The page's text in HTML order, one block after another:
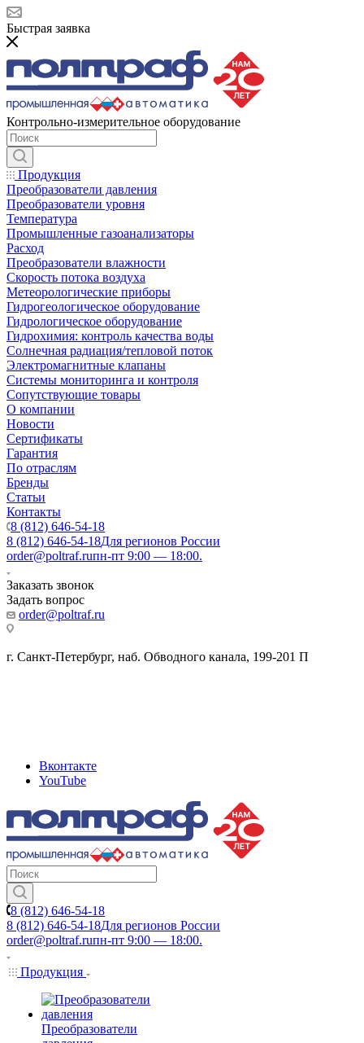
Быстрая заявка
Контрольно-измерительное оборудование
Продукция
Преобразователи давления
Преобразователи уровня
Температура
Промышленные газоанализаторы
Расход
Преобразователи влажности
Скорость потока воздуха
Метеорологические приборы
Гидрогеологическое оборудование
Гидрологическое оборудование
Гидрохимия: контроль качества воды
Солнечная радиация/тепловой поток
Электромагнитные клапаны
Системы мониторинга и контроля
Сопутствующие товары
О компании
Новости
Сертификаты
Гарантия
По отраслям
Бренды
Статьи
Контакты
8 (812) 646-54-18
8 (812) 646-54-18Для регионов России
order@poltraf.ruпн-пт 9:00 — 18:00.
Заказать звонок
Задать вопрос
order@poltraf.ru
г. Санкт-Петербург, наб. Обводного канала, 199-201 П
Вконтакте
YouTube
8 (812) 646-54-18
8 (812) 646-54-18Для регионов России
order@poltraf.ruпн-пт 9:00 — 18:00.
Продукция
Преобразователи